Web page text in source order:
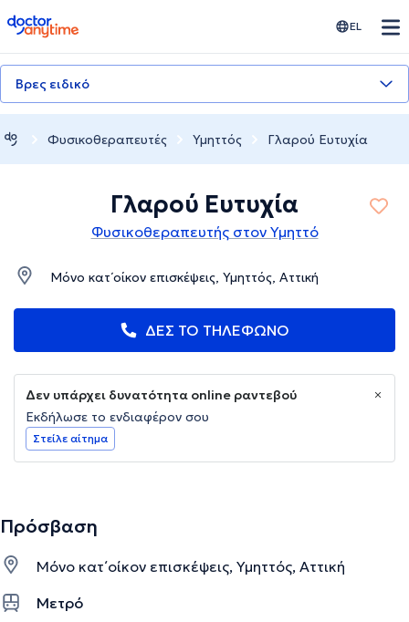
doctoranytime EL
Βρες ειδικό
Φυσικοθεραπευτές Υμηττός Γλαρού Ευτυχία
Γλαρού Ευτυχία
Φυσικοθεραπευτής στον Υμηττό
Μόνο κατ΄οίκον επισκέψεις, Υμηττός, Αττική
ΔΕΣ ΤΟ ΤΗΛΕΦΩΝΟ
Δεν υπάρχει δυνατότητα online ραντεβού
Εκδήλωσε το ενδιαφέρον σου
Στείλε αίτημα
Πρόσβαση
Μόνο κατ΄οίκον επισκέψεις, Υμηττός, Αττική
Μετρό